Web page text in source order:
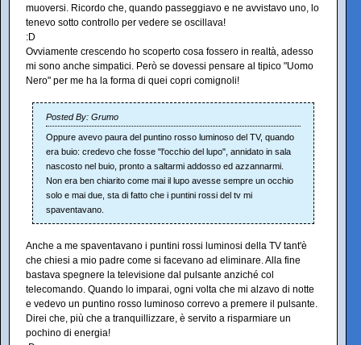
muoversi. Ricordo che, quando passeggiavo e ne avvistavo uno, lo
tenevo sotto controllo per vedere se oscillava!
:D
Ovviamente crescendo ho scoperto cosa fossero in realtà, adesso
mi sono anche simpatici. Però se dovessi pensare al tipico "Uomo
Nero" per me ha la forma di quei copri comignoli!
Posted By: Grumo
Oppure avevo paura del puntino rosso luminoso del TV, quando
era buio: credevo che fosse "l'occhio del lupo", annidato in sala
nascosto nel buio, pronto a saltarmi addosso ed azzannarmi.
Non era ben chiarito come mai il lupo avesse sempre un occhio
solo e mai due, sta di fatto che i puntini rossi del tv mi
spaventavano.
Anche a me spaventavano i puntini rossi luminosi della TV tant'è
che chiesi a mio padre come si facevano ad eliminare. Alla fine
bastava spegnere la televisione dal pulsante anziché col
telecomando. Quando lo imparai, ogni volta che mi alzavo di notte
e vedevo un puntino rosso luminoso correvo a premere il pulsante.
Direi che, più che a tranquillizzare, è servito a risparmiare un
pochino di energia!